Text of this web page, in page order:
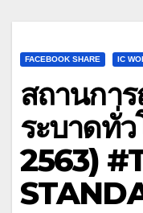
FACEBOOK SHARE IC
สถานกา
ระบาดทั่
2563)